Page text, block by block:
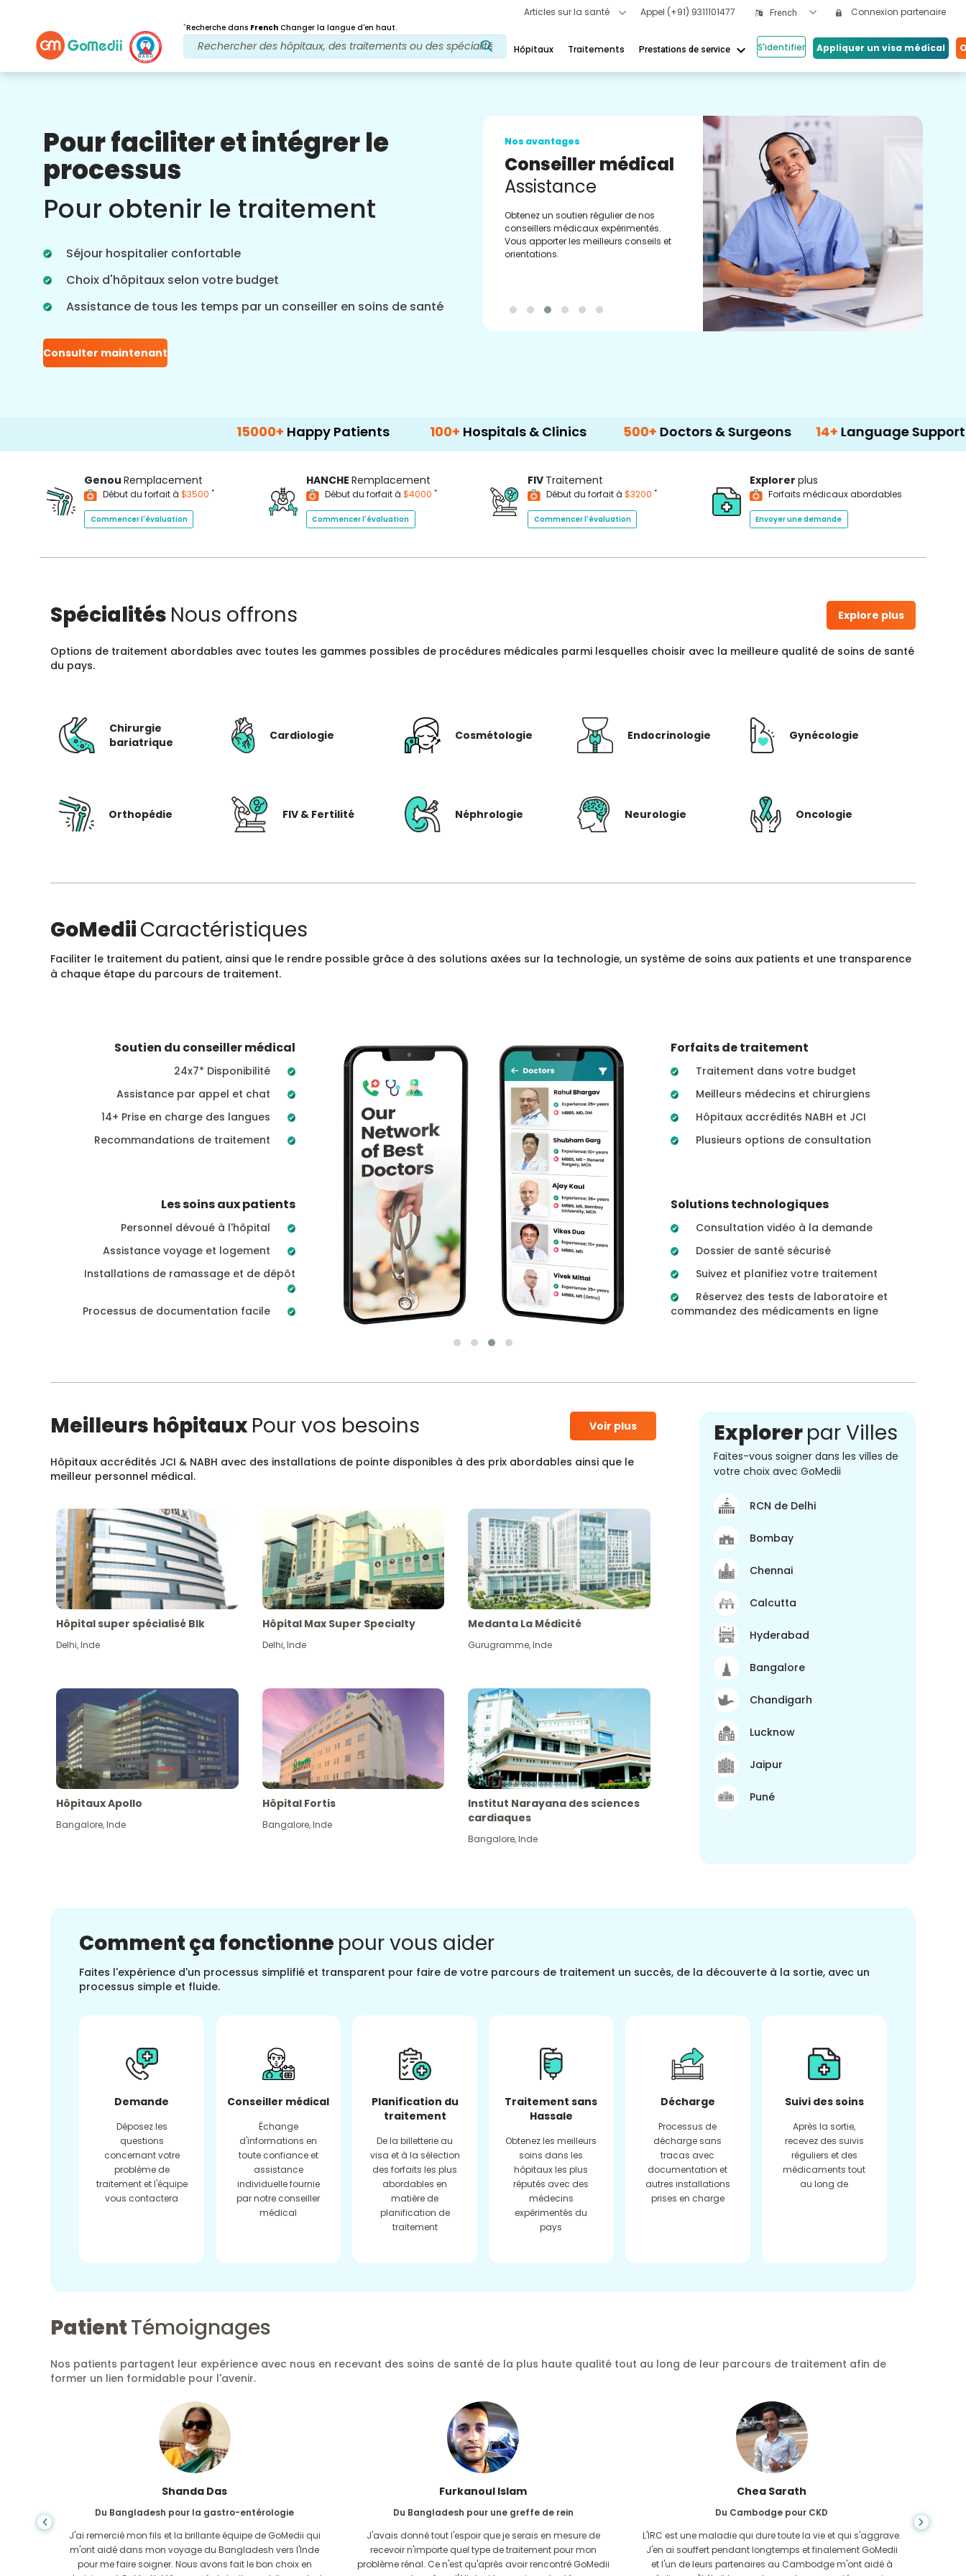
Articles sur la santé Appel (+91) 9311101477 French Connexion partenaire
*Recherche dans French Changer la langue d'en haut.
Hôpitaux Traitements Prestations de service keyboard_arrow_down S'identifier Appliquer un visa médical
Pour faciliter et intégrer le
processus
Pour obtenir le traitement
Séjour hospitalier confortable
Choix d'hôpitaux selon votre budget
Assistance de tous les temps par un conseiller en soins de santé
Consulter maintenant
Nos avantages
Après traitement
Suivi des soins
Bénéficiez d'une assistance médicale et
vos problèmes à tout moment. Mises à
traitement.
Nos avantages
Conseiller médical
Assistance
Obtenez un soutien régulier de nos
conseillers médicaux expérimentés.
Vous apporter les meilleurs conseils et
orientations.
Happy Patients 100+ Hospitals & Clinics 500+ Doctors & Surgeons 14+Language Support
Genou Remplacement
Début du forfait à $3500 *
Commencer l'évaluation
HANCHE Remplacement
Début du forfait à $4000 *
Commencer l'évaluation
FIV Traitement
Début du forfait à $3200 *
Commencer l'évaluation
Explorer plus
Forfaits médicaux abordables
Envoyer une demande
Spécialités Nous offrons Explore plus
Options de traitement abordables avec toutes les gammes possibles de procédures médicales parmi lesquelles choisir avec la meilleure qualité de soins de santé
du pays.
Chirurgie
bariatrique
Cardiologie Cosmétologie Endocrinologie Gynécologie
Orthopédie FIV & Fertilité Néphrologie Neurologie Oncologie
GoMediiCaractéristiques
Faciliter le traitement du patient, ainsi que le rendre possible grâce à des solutions axées sur la technologie, un système de soins aux patients et une transparence
à chaque étape du parcours de traitement.
Soutien du conseiller médical
24x7* Disponibilité
Assistance par appel et chat
14+ Prise en charge des langues
Recommandations de traitement
Les soins aux patients
Personnel dévoué à l'hôpital
Assistance voyage et logement
Installations de ramassage et de dépôt
Processus de documentation facile
Forfaits de traitement
Traitement dans votre budget
Meilleurs médecins et chirurgiens
Hôpitaux accrédités NABH et JCI
Plusieurs options de consultation
Solutions technologiques
Consultation vidéo à la demande
Dossier de santé sécurisé
Suivez et planifiez votre traitement
Réservez des tests de laboratoire et
commandez des médicaments en ligne
Meilleurs hôpitauxPour vos besoins Voir plus
Hôpitaux accrédités JCI & NABH avec des installations de pointe disponibles à des prix abordables ainsi que le
meilleur personnel médical.
Hôpital super spécialisé Blk
Delhi,Inde
Hôpital Max Super Specialty
Delhi,Inde
Medanta La Médicité
Gurugramme,Inde
Hôpitaux Apollo
Bangalore,Inde
Hôpital Fortis
Bangalore,Inde
Institut Narayana des sciences
cardiaques
Bangalore,Inde
Explorerpar Villes
Faites-vous soigner dans les villes de
votre choix avec GoMedii
RCN de Delhi
Bombay
Chennai
Calcutta
Hyderabad
Bangalore
Chandigarh
Lucknow
Jaipur
Puné
Comment ça fonctionne pour vous aider
Faites l'expérience d'un processus simplifié et transparent pour faire de votre parcours de traitement un succès, de la découverte à la sortie, avec un
processus simple et fluide.
Demande
Déposez les
questions
concernant votre
problème de
traitement et l'équipe
vous contactera
Conseiller médical
Échange
d'informations en
toute confiance et
assistance
individuelle fournie
par notre conseiller
médical
Planification du
traitement
De la billetterie au
visa et à la sélection
des forfaits les plus
abordables en
matière de
planification de
traitement
Traitement sans
Hassale
Obtenez les meilleurs
soins dans les
hôpitaux les plus
réputés avec des
médecins
expérimentés du
pays
Décharge
Processus de
décharge sans
tracas avec
documentation et
autres installations
prises en charge
Suivi des soins
Après la sortie,
recevez des suivis
réguliers et des
médicaments tout
au long de
PatientTémoignages
Nos patients partagent leur expérience avec nous en recevant des soins de santé de la plus haute qualité tout au long de leur parcours de traitement afin de
former un lien formidable pour l'avenir.
Shanda Das
Du Bangladesh pour la gastro-entérologie
J'ai remercié mon fils et la brillante équipe de GoMedii qui
m'ont aidé dans mon voyage du Bangladesh vers l'Inde
pour me faire soigner. Nous avons fait le bon choix en
Furkanoul Islam
Du Bangladesh pour une greffe de rein
J'avais donné tout l'espoir que je serais en mesure de
recevoir n'importe quel type de traitement pour mon
problème rénal. Ce n'est qu'après avoir rencontré GoMedii
Chea Sarath
Du Cambodge pour CKD
L'IRC est une maladie qui dure toute la vie et qui s'aggrave.
J'en ai souffert pendant longtemps et finalement GoMedii
et l'un de leurs partenaires au Cambodge m'ont aidé à